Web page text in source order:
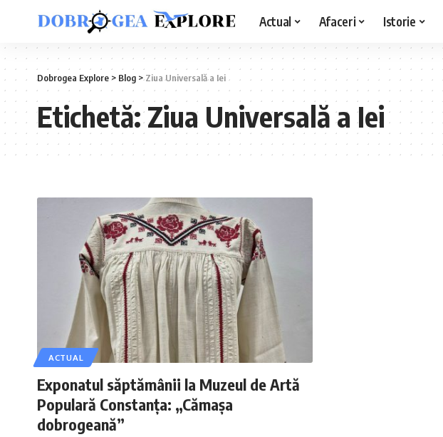
Actual Afaceri Istorie
Dobrogea Explore> Blog >Ziua Universală a Iei
Etichetă:Ziua Universală a Iei
ACTUAL
Exponatul săptămânii la Muzeul de Artă
Populară Constanța: „Cămașa
dobrogeană”